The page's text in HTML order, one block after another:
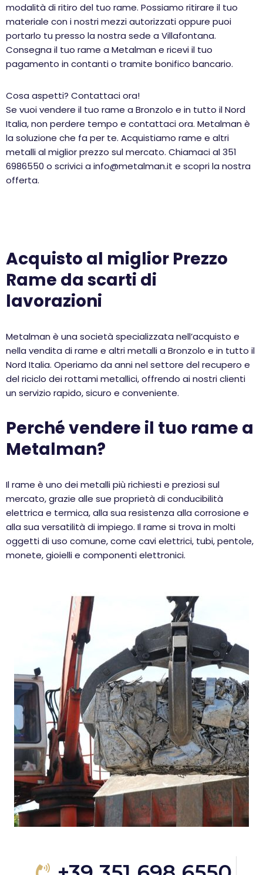
modalità di ritiro del tuo rame. Possiamo ritirare il tuo
materiale con i nostri mezzi autorizzati oppure puoi
portarlo tu presso la nostra sede a Villafontana.
Consegna il tuo rame a Metalman e ricevi il tuo
pagamento in contanti o tramite bonifico bancario.
Cosa aspetti? Contattaci ora!
Se vuoi vendere il tuo rame a Bronzolo e in tutto il Nord
Italia, non perdere tempo e contattaci ora. Metalman è
la soluzione che fa per te. Acquistiamo rame e altri
metalli al miglior prezzo sul mercato. Chiamaci al 351
6986550 o scrivici a info@metalman.it e scopri la nostra
offerta.
Acquisto al miglior Prezzo
Rame da scarti di
lavorazioni
Metalman è una società specializzata nell’acquisto e
nella vendita di rame e altri metalli a Bronzolo e in tutto il
Nord Italia. Operiamo da anni nel settore del recupero e
del riciclo dei rottami metallici, offrendo ai nostri clienti
un servizio rapido, sicuro e conveniente.
Perché vendere il tuo rame a
Metalman?
Il rame è uno dei metalli più richiesti e preziosi sul
mercato, grazie alle sue proprietà di conducibilità
elettrica e termica, alla sua resistenza alla corrosione e
alla sua versatilità di impiego. Il rame si trova in molti
oggetti di uso comune, come cavi elettrici, tubi, pentole,
monete, gioielli e componenti elettronici.